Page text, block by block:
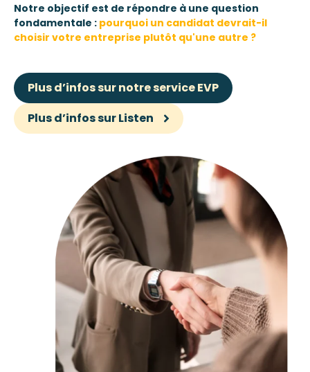
Notre objectif est de répondre à une question
fondamentale : pourquoi un candidat devrait-il
choisir votre entreprise plutôt qu'une autre ?
Plus d’infos sur notre service EVP
Plus d’infos sur Listen